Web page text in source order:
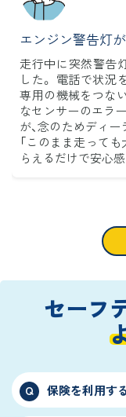
エンジン警告灯
走行中に突然警告
した。 電話で状況
専用の機械をつな
なセンサーのエラ
が、念のためディ
「このまま走って
らえるだけで安心
セーフ
Q 保険を利用す